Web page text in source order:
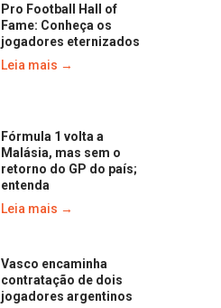
Pro Football Hall of
Fame: Conheça os
jogadores eternizados
Leia mais →
Fórmula 1 volta a
Malásia, mas sem o
retorno do GP do país;
entenda
Leia mais →
Vasco encaminha
contratação de dois
jogadores argentinos